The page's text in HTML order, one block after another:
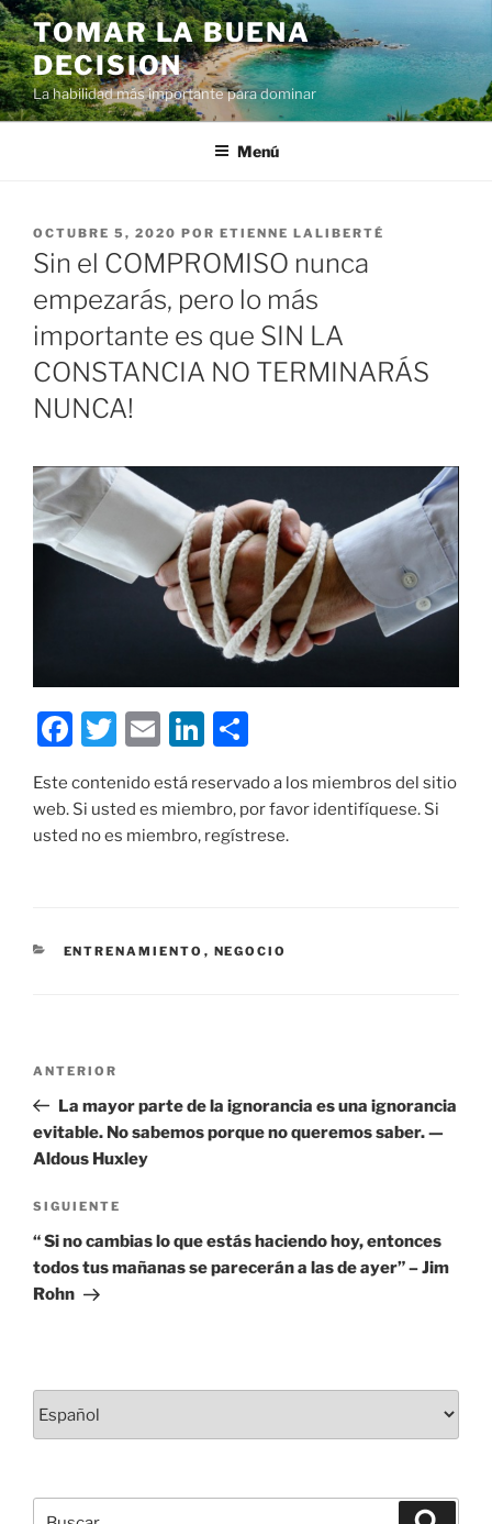
Ir
al
contenido
TOMAR LA BUENA
DECISION
La habilidad más importante para dominar
Menú
PUBLICADO
EN
OCTUBRE 5, 2020 POR ETIENNE LALIBERTÉ
Sin el COMPROMISO nunca
empezarás, pero lo más
importante es que SIN LA
CONSTANCIA NO TERMINARÁS
NUNCA!
F
c
e
o
T
itt
er
E
m
ai
l
Li
k
e
m
p
Este contenido está reservado a los miembros del sitio
web. Si usted es miembro, por favor identifíquese. Si
usted no es miembro, regístrese.
CATEGORÍAS
ENTRENAMIENTO , NEGOCIO
entradas
Entrada
anterior:
ANTERIOR
La mayor parte de la ignorancia es una ignorancia
evitable. No sabemos porque no queremos saber. —
Aldous Huxley
Siguiente
entrada
SIGUIENTE
“ Si no cambias lo que estás haciendo hoy, entonces
todos tus mañanas se parecerán a las de ayer” – Jim
Rohn